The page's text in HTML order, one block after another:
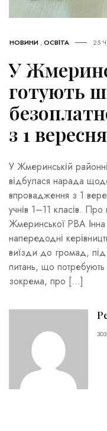
НОВИНИ ,ОСВІТА 25
У
готують
з 1 вересня
У Жмеринській
відбулася нарада
впровадження з 1
учнів 1–11 класів.
Жмеринської РВА
напередодні
виїзди до громад,
питань, що
зокрема, про […]